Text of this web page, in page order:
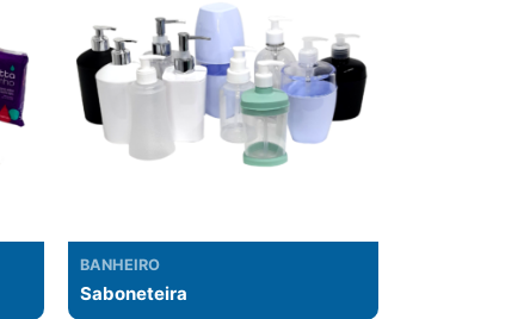
BANHEIRO
Saboneteira